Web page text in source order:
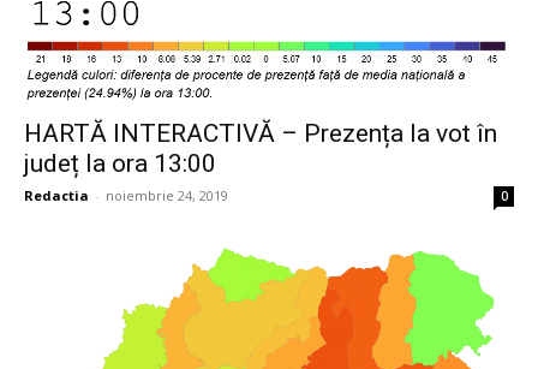
HARTĂ INTERACTIVĂ – Prezența la vot în
județ la ora 13:00
Redactia - noiembrie 24, 2019 0